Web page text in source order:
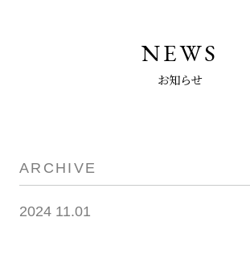
NEWS
お知らせ
ARCHIVE
2024 11.01